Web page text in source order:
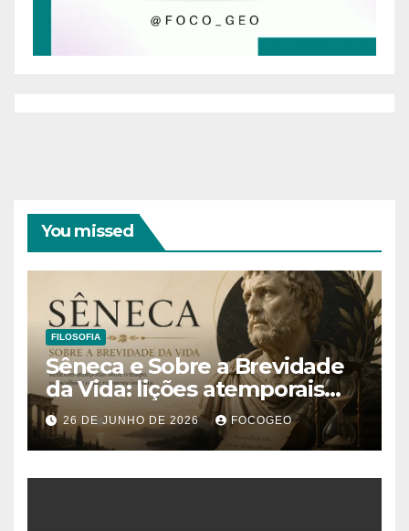
You missed
FILOSOFIA
Sêneca e Sobre a Brevidade
da Vida: lições atemporais
sobre o tempo, a felicidade e
o verdadeiro sentido da
existência
26 DE JUNHO DE 2026 FOCOGEO